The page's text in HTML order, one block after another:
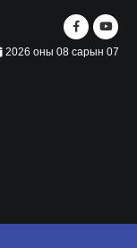
2026 оны 08 сарын 07